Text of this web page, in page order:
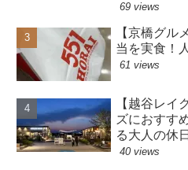
69 views
【京橋グル
当を実食！
61 views
【越谷レイ
ズにおすす
る大人の休
40 views